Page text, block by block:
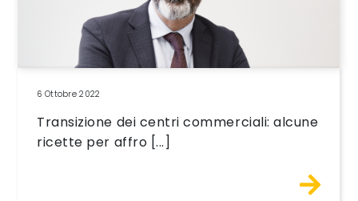
6 Ottobre 2022
Transizione dei centri commerciali: alcune
ricette per affro [...]